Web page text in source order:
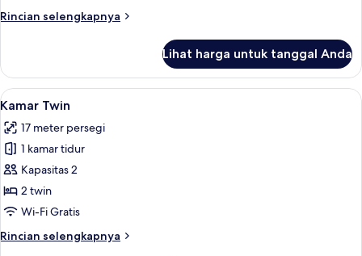
Rincian selengkapnya
Rincian
Kamar
Double
(Small)
Lihat harga untuk tanggal Anda
Lihat
semua
foto
untuk
Kamar
Twin
Kamar Twin | Brankas, meja kerja,
5
Kamar Twin
17 meter persegi
1 kamar tidur
Kapasitas 2
2 twin
Wi-Fi Gratis
Rincian selengkapnya
Rincian